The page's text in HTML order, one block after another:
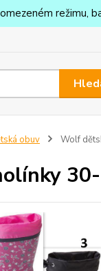
režimu,
obuv Wolf